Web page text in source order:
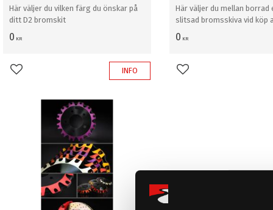
Här väljer du vilken färg du önskar på
ditt D2 bromskit
0 KR
Lägg till i favoriter INFO
Här väljer du mellan borrad
slitsad bromsskiva vid köp
bromskit
0 KR
Lägg till i favoriter